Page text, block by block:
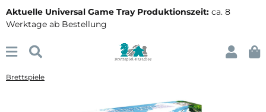
Aktuelle Universal Game Tray Produktionszeit: ca. 8
Werktage ab Bestellung
Brettspiele